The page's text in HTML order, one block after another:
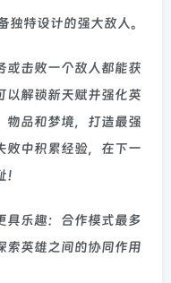
特设计的强大敌人。
或击败一个敌人都能获
以解锁新天赋并强化英
物品和梦境，打造最强
败中积累经验，在下一
具乐趣：合作模式最多
索英雄之间的协同作用